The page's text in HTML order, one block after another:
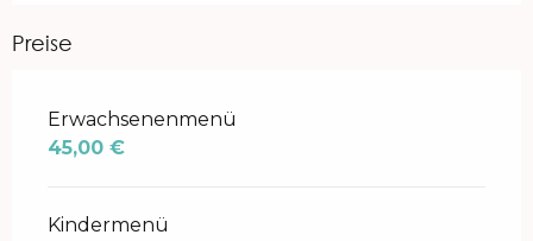
Preise
Preise 2026
Erwachsenenmenü
45,00 €
Kindermenü